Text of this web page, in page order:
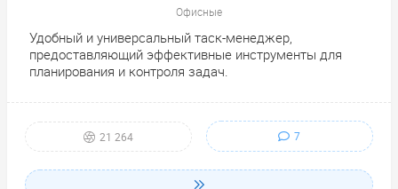
Офисные
Удобный и универсальный таск-менеджер,
предоставляющий эффективные инструменты для
планирования и контроля задач.
21 264 7